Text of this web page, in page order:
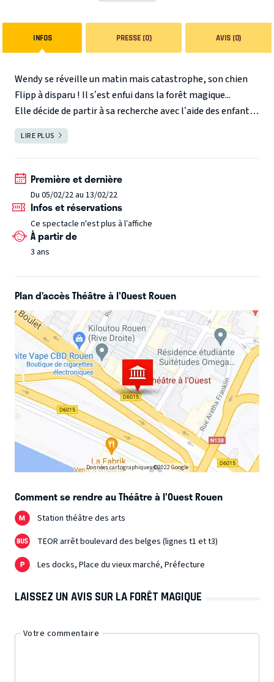
INFOS PRESSE (0) AVIS (0)
Wendy se réveille un matin mais catastrophe, son chien
Flipp à disparu ! Il s’est enfui dans la forêt magique...
Elle décide de partir à sa recherche avec l’aide des enfants.
Ils rencontreront dans cette aventure les personnages
des comptines de notre enfance.
Rousselle, apprendra à planter des choux...
LIRE PLUS
Première et dernière
Du 05/02/22 au 13/02/22
Infos et réservations
Ce spectacle n'est plus à l’affiche
À partir de
3 ans
Plan d’accès Théâtre à l'Ouest Rouen
Données cartographiques ©2022 Google
Comment se rendre au Théâtre à l'Ouest Rouen
Station théâtre des arts
TEOR arrêt boulevard des belges (lignes t1 et t3)
Les docks, Place du vieux marché, Préfecture
LAISSEZ UN AVIS SUR LA FORÊT MAGIQUE
Votre commentaire